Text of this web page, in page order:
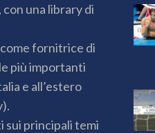
una library di
fornitrice di
più importanti
e all’estero
sui principali temi